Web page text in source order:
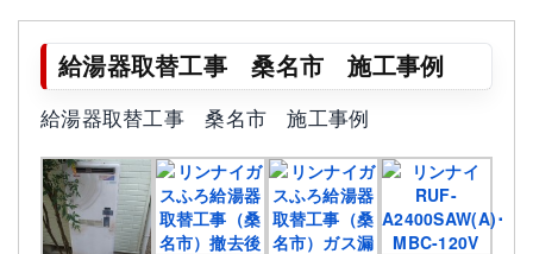
給湯器取替工事 桑名市 施工事例
給湯器取替工事 桑名市 施工事例